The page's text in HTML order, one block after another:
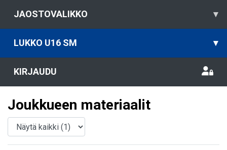
JAOSTOVALIKKO ▾
LUKKO U16 SM ▾
KIRJAUDU
Joukkueen materiaalit